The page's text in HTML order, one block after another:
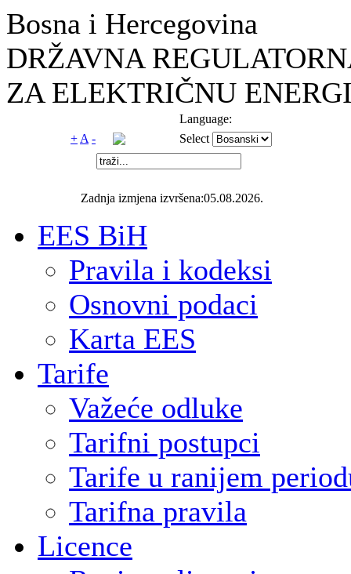
Bosna i Hercegovina
DRŽAVNA
ZA ELEKTRIČNU
Language:
+ A - Select
Zadnja izmjena izvršena:05.08.2026.
EES BiH
Pravila i kodeksi
Osnovni podaci
Karta EES
Tarife
Važeće odluke
Tarifni postupci
Tarife u ranijem
Tarifna pravila
Licence